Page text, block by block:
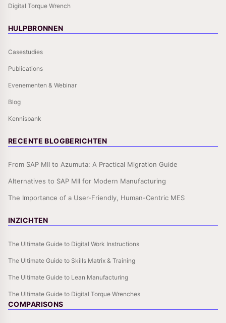
Digital Torque Wrench
HULPBRONNEN
Casestudies
Publications
Evenementen & Webinar
Blog
Kennisbank
RECENTE BLOGBERICHTEN
From SAP MII to Azumuta: A Practical Migration Guide
Alternatives to SAP MII for Modern Manufacturing
The Importance of a User-Friendly, Human-Centric MES
INZICHTEN
The Ultimate Guide to Digital Work Instructions
The Ultimate Guide to Skills Matrix & Training
The Ultimate Guide to Lean Manufacturing
The Ultimate Guide to Digital Torque Wrenches
COMPARISONS